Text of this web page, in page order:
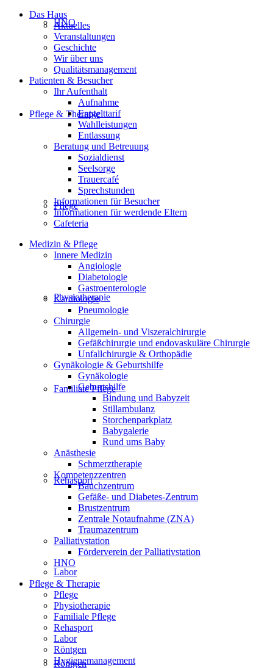
HNO
Pflege & Therapie
Pflege
Physiotherapie
Familiale Pflege
Rehasport
Labor
Röntgen
Das Haus
Aktuelles
Veranstaltungen
Geschichte
Wir über uns
Qualitätsmanagement
Patienten & Besucher
Ihr Aufenthalt
Aufnahme
Entgelttarif
Wahlleistungen
Entlassung
Beratung und Betreuung
Sozialdienst
Seelsorge
Trauercafé
Sprechstunden
Informationen für Besucher
Informationen für werdende Eltern
Cafeteria
Medizin & Pflege
Innere Medizin
Angiologie
Diabetologie
Gastroenterologie
Kardiologie
Pneumologie
Chirurgie
Allgemein- und Viszeralchirurgie
Gefäßchirurgie und endovaskuläre Chirurgie
Unfallchirurgie & Orthopädie
Gynäkologie & Geburtshilfe
Gynäkologie
Geburtshilfe
Bindung und Babyzeit
Stillambulanz
Storchenparkplatz
Babygalerie
Rund ums Baby
Anästhesie
Schmerztherapie
Kompetenzzentren
Bauchzentrum
Gefäße- und Diabetes-Zentrum
Brustzentrum
Zentrale Notaufnahme (ZNA)
Traumazentrum
Palliativstation
Förderverein der Palliativstation
HNO
Pflege & Therapie
Pflege
Physiotherapie
Familiale Pflege
Rehasport
Labor
Röntgen
Hygienemanagement